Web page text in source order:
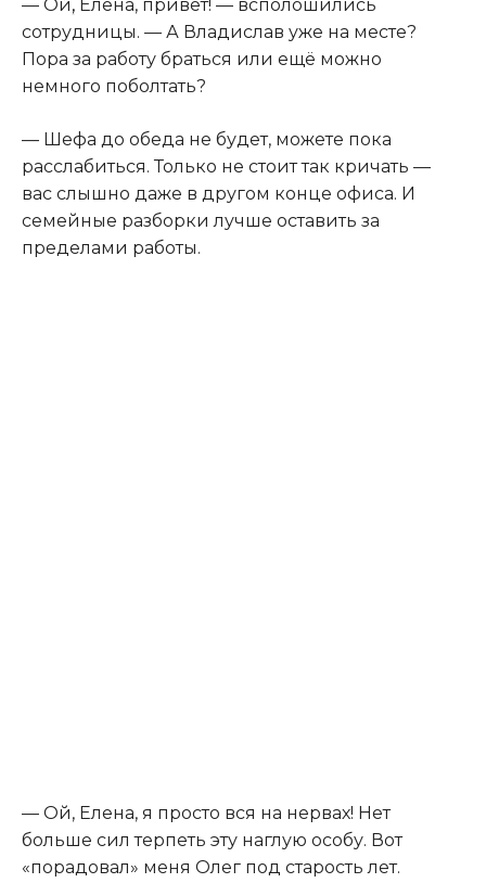
— Ой, Елена, привет! — всполошились
сотрудницы. — А Владислав уже на месте?
Пора за работу браться или ещё можно
немного поболтать?
— Шефа до обеда не будет, можете пока
расслабиться. Только не стоит так кричать —
вас слышно даже в другом конце офиса. И
семейные разборки лучше оставить за
пределами работы.
— Ой, Елена, я просто вся на нервах! Нет
больше сил терпеть эту наглую особу. Вот
«порадовал» меня Олег под старость лет.